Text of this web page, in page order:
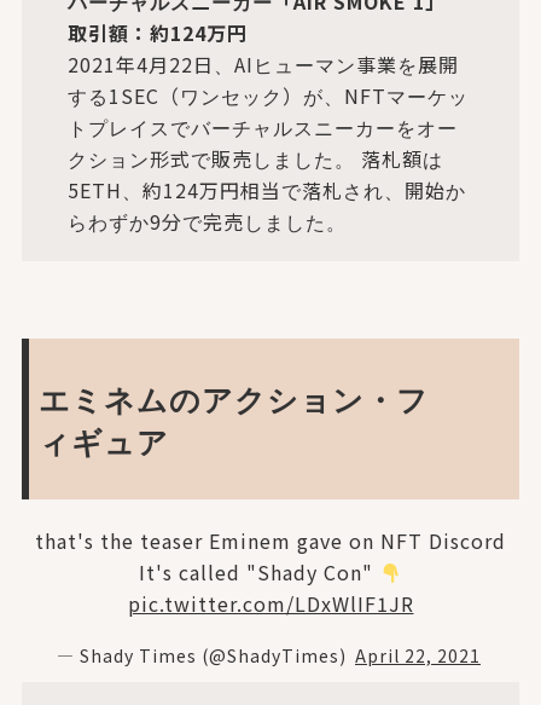
取引額：約124万円
2021年4月22日、AIヒューマン事業を展開
する1SEC（ワンセック）が、NFTマーケッ
トプレイスでバーチャルスニーカーをオー
クション形式で販売しました。 落札額は
5ETH、約124万円相当で落札され、開始か
らわずか9分で完売しました。
エミネムのアクション・フ
ィギュア
that's the teaser Eminem gave on NFT Discord
It's called "Shady Con"
pic.twitter.com/LDxWlIF1JR
— Shady Times (@ShadyTimes) April 22, 2021